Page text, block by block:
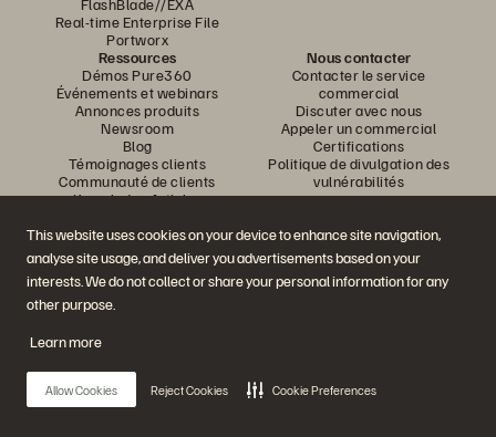
This website uses cookies on your device to enhance site navigation,
analyse site usage, and deliver you advertisements based on your
interests. We do not collect or share your personal information for any
other purpose.
Learn more
Allow Cookies Reject Cookies Cookie Preferences
Real-time Enterprise File
Portworx
Ressources
Démos Pure360
Événements et webinars
Annonces produits
Newsroom
Blog
Témoignages clients
Communauté de clients
Knowledge Articles
Nous contacter
Contacter le service
commercial
Discuter avec nous
Appeler un commercial
Certifications
Politique de divulgation des
vulnérabilités
Rejoignez la conversation
Suivez-nous sur tous les réseaux sociaux Everpure
© 2026 Everpure, Inc. Tous droits réservés.
Confidentialité
Conditions d’utilisation du site Web Informations juridiques